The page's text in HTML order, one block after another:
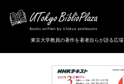
東京大学教員の著作を著者自らが語る広場